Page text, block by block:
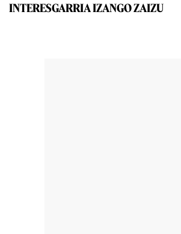
INTERESGARRIA IZANGO ZAIZU